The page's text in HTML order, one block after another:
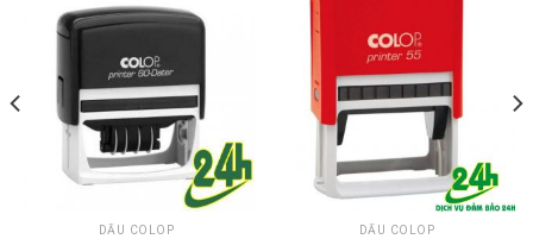
DẤU COLOP DẤU COLOP